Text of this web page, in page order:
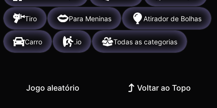
Tiro Para Meninas Atirador de Bolhas
Carro .io Todas as categorias
Jogo aleatório Voltar ao Topo